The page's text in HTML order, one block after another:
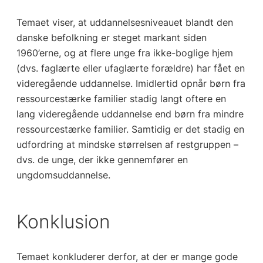
Temaet viser, at uddannelsesniveauet blandt den
danske befolkning er steget markant siden
1960’erne, og at flere unge fra ikke-boglige hjem
(dvs. faglærte eller ufaglærte forældre) har fået en
videregående uddannelse. Imidlertid opnår børn fra
ressourcestærke familier stadig langt oftere en
lang videregående uddannelse end børn fra mindre
ressourcestærke familier. Samtidig er det stadig en
udfordring at mindske størrelsen af restgruppen –
dvs. de unge, der ikke gennemfører en
ungdomsuddannelse.
Konklusion
Temaet konkluderer derfor, at der er mange gode